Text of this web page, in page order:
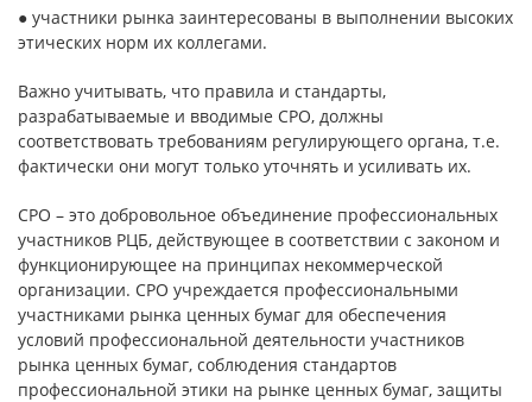
● участники рынка заинтересованы в выполнении высоких
этических норм их коллегами.
Важно учитывать, что правила и стандарты,
разрабатываемые и вводимые СРО, должны
соответствовать требованиям регулирующего органа, т.е.
фактически они могут только уточнять и усиливать их.
СРО – это добровольное объединение профессиональных
участников РЦБ, действующее в соответствии с законом и
функционирующее на принципах некоммерческой
организации. СРО учреждается профессиональными
участниками рынка ценных бумаг для обеспечения
условий профессиональной деятельности участников
рынка ценных бумаг, соблюдения стандартов
профессиональной этики на рынке ценных бумаг, защиты